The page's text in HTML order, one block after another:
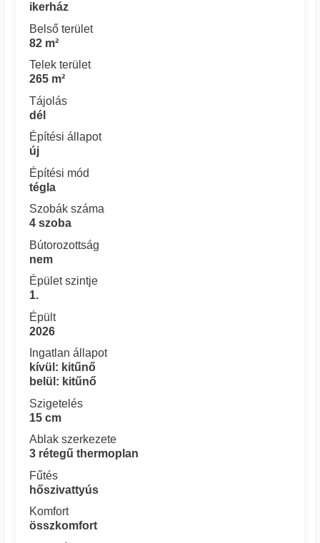
ikerház
Belső terület
82 m²
Telek terület
265 m²
Tájolás
dél
Építési állapot
új
Építési mód
tégla
Szobák száma
4 szoba
Bútorozottság
nem
Épület szintje
1.
Épült
2026
Ingatlan állapot
kívül: kitűnő
belül: kitűnő
Szigetelés
15 cm
Ablak szerkezete
3 rétegű thermoplan
Fűtés
hőszivattyús
Komfort
összkomfort